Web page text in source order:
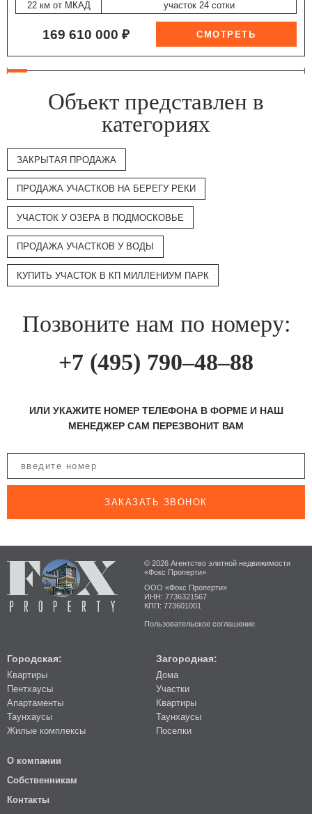
22 км от МКАД
участок 24 сотки
169 610 000 ₽
Объект представлен в
категориях
ЗАКРЫТАЯ ПРОДАЖА
ПРОДАЖА УЧАСТКОВ НА БЕРЕГУ РЕКИ
УЧАСТОК У ОЗЕРА В ПОДМОСКОВЬЕ
ПРОДАЖА УЧАСТКОВ У ВОДЫ
КУПИТЬ УЧАСТОК В КП МИЛЛЕНИУМ ПАРК
Позвоните нам по номеру:
+7 (495) 790–48–88
ИЛИ УКАЖИТЕ НОМЕР ТЕЛЕФОНА В ФОРМЕ И НАШ
МЕНЕДЖЕР САМ ПЕРЕЗВОНИТ ВАМ
ЗАКАЗАТЬ ЗВОНОК
© 2026 Агентство элитной недвижимости
«Фокс Проперти»
ООО «Фокс Проперти»
ИНН: 7736321567
КПП: 773601001
Пользовательское соглашение
Городская:
Квартиры
Пентхаусы
Апартаменты
Таунхаусы
Жилые комплексы
Загородная:
Дома
Участки
Квартиры
Таунхаусы
Поселки
О компании
Собственникам
Контакты